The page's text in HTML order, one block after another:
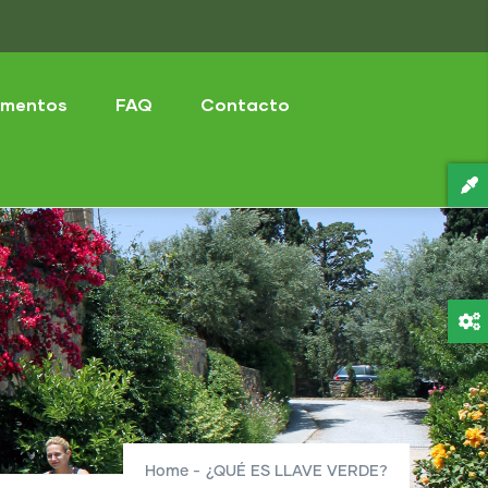
FAQ Contacto
Home - ¿QUÉ ES LLAVE VERDE?